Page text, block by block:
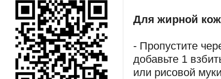
Для жирной
- Пропустите
добавьте 1
или рисовой